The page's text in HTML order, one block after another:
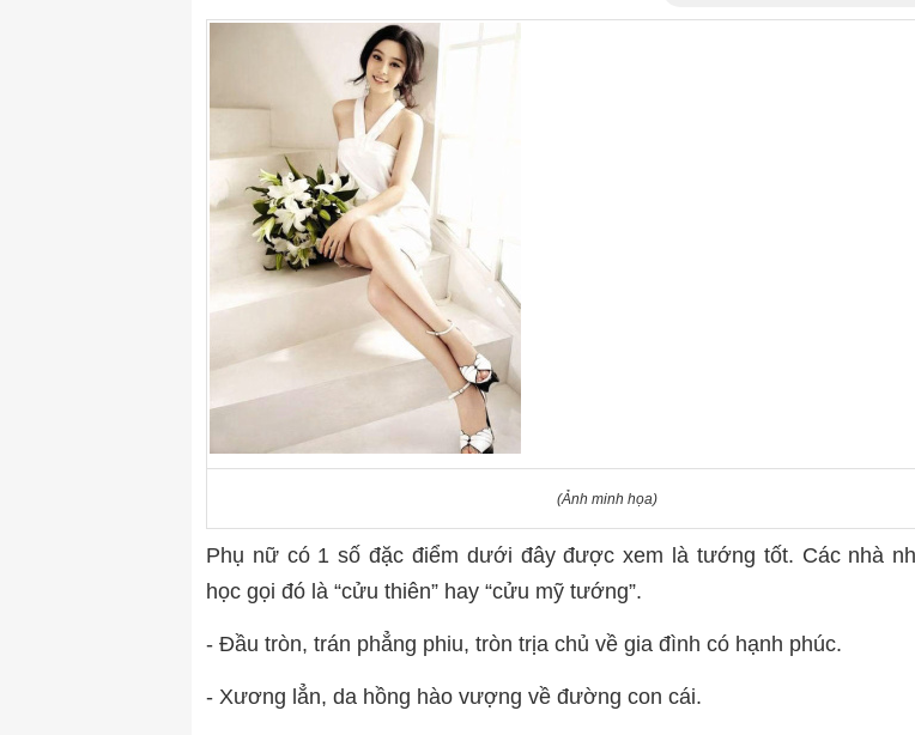
(Ảnh minh họa)
Phụ nữ có 1 số đặc điểm dưới đây được xem là tướng tốt. Các nhà
học gọi đó là “cửu thiên” hay “cửu mỹ tướng”.
- Đầu tròn, trán phẳng phiu, tròn trịa chủ về gia đình có hạnh phúc.
- Xương lẳn, da hồng hào vượng về đường con cái.